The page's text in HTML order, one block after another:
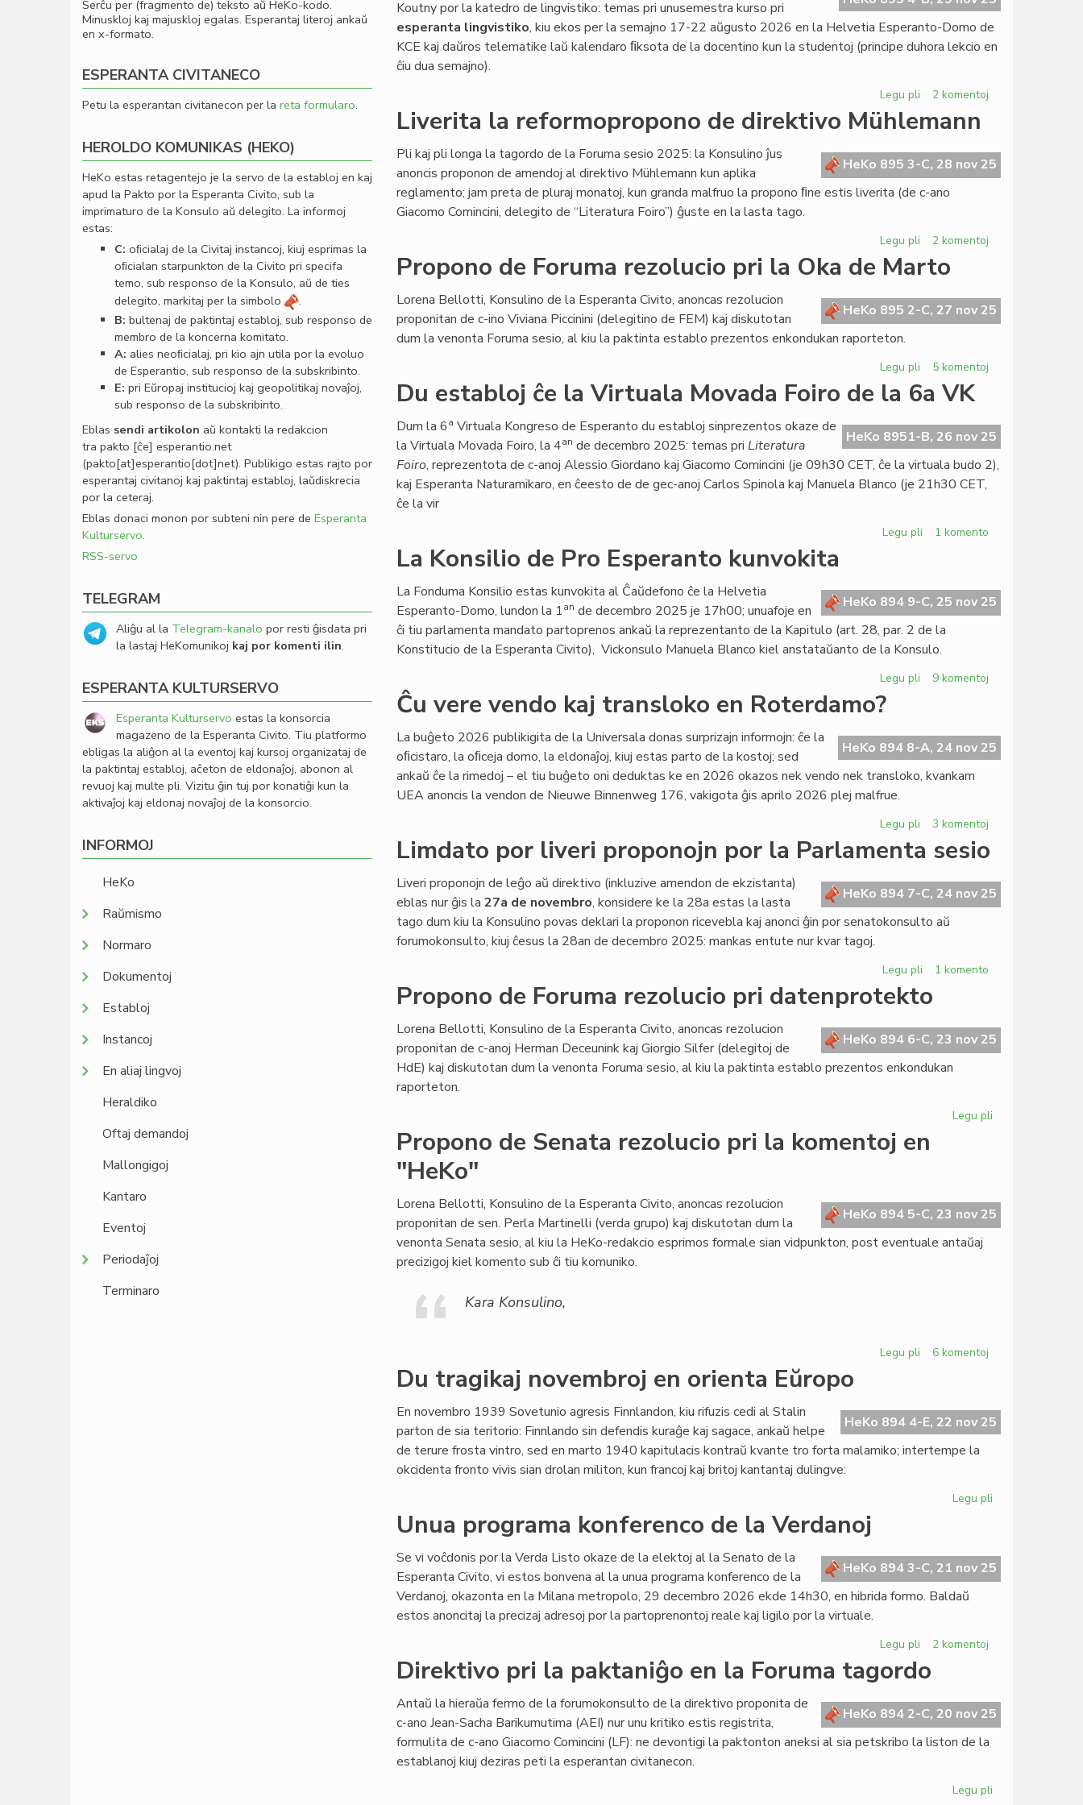
Koutny por la katedro de lingvistiko: temas pri unusemestra kurso pri
esperanta lingvistiko, kiu ekos per la semajno 17-22 aŭgusto 2026 en la Helvetia Esperanto-Domo de
KCE kaj daŭros telematike laŭ kalendaro ﬁksota de la docentino kun la studentoj (principe duhora lekcio en
ĉiu dua semajno).
Legu pli
kurso
prof.
Ilona
Koutny
2 komentoj
Liverita la reformopropono de direktivo Mühlemann
HeKo 895 3-C, 28 nov 25
Pli kaj pli longa la tagordo de la Foruma sesio 2025: la Konsulino ĵus
anoncis proponon de amendoj al direktivo Mühlemann kun aplika
reglamento; jam preta de pluraj monatoj, kun granda malfruo la propono ﬁne estis liverita (de c-ano
Giacomo Comincini, delegito de “Literatura Foiro”) ĝuste en la lasta tago.
Legu pli
Liverita
la
de
direktivo
2 komentoj
Propono de Foruma rezolucio pri la Oka de Marto
HeKo 895 2-C, 27 nov 25
Lorena Bellotti, Konsulino de la Esperanta Civito, anoncas rezolucion
proponitan de c-ino Viviana Piccinini (delegitino de FEM) kaj diskutotan
dum la venonta Foruma sesio, al kiu la paktinta establo prezentos enkondukan raporteton.
Legu pli
Propono
de
rezolucio
pri
la
Oka
5 komentoj
Du establoj ĉe la Virtuala Movada Foiro de la 6a VK
HeKo 8951-B, 26 nov 25
Dum la 6a Virtuala Kongreso de Esperanto du establoj sinprezentos okaze de
la Virtuala Movada Foiro, la 4an de decembro 2025: temas pri Literatura
Foiro, reprezentota de c-anoj Alessio Giordano kaj Giacomo Comincini (je 09h30 CET, ĉe la virtuala budo 2),
kaj Esperanta Naturamikaro, en ĉeesto de de gec-anoj Carlos Spinola kaj Manuela Blanco (je 21h30 CET,
ĉe la vir
Legu pli
la
Virtuala
Movada
Foiro
1 komento
La Konsilio de Pro Esperanto kunvokita
HeKo 894 9-C, 25 nov 25
La Fonduma Konsilio estas kunvokita al Ĉaŭdefono ĉe la Helvetia
Esperanto-Domo, lundon la 1an de decembro 2025 je 17h00; unuafoje en
ĉi tiu parlamenta mandato partoprenos ankaŭ la reprezentanto de la Kapitulo (art. 28, par. 2 de la
Konstitucio de la Esperanta Civito), Vickonsulo Manuela Blanco kiel anstataŭanto de la Konsulo.
Legu pli
Pro
Esperanto
kunvokita
9 komentoj
Ĉu vere vendo kaj transloko en Roterdamo?
HeKo 894 8-A, 24 nov 25
La buĝeto 2026 publikigita de la Universala donas surprizajn informojn: ĉe la
oﬁcistaro, la oﬁceja domo, la eldonaĵoj, kiuj estas parto de la kostoj; sed
ankaŭ ĉe la rimedoj – el tiu buĝeto oni deduktas ke en 2026 okazos nek vendo nek transloko, kvankam
UEA anoncis la vendon de Nieuwe Binnenweg 176, vakigota ĝis aprilo 2026 plej malfrue.
Legu pli pri
vere
kaj
transloko
en
3 komentoj
Limdato por liveri proponojn por la Parlamenta sesio
HeKo 894 7-C, 24 nov 25
Liveri proponojn de leĝo aŭ direktivo (inkluzive amendon de ekzistanta)
eblas nur ĝis la 27a de novembro, konsidere ke la 28a estas la lasta
tago dum kiu la Konsulino povas deklari la proponon ricevebla kaj anonci ĝin por senatokonsulto aŭ
forumokonsulto, kiuj ĉesus la 28an de decembro 2025: mankas entute nur kvar tagoj.
Legu pli
por
proponojn
por
la
1 komento
Propono de Foruma rezolucio pri datenprotekto
HeKo 894 6-C, 23 nov 25
Lorena Bellotti, Konsulino de la Esperanta Civito, anoncas rezolucion
proponitan de c-anoj Herman Deceunink kaj Giorgio Silfer (delegitoj de
HdE) kaj diskutotan dum la venonta Foruma sesio, al kiu la paktinta establo prezentos enkondukan
raporteton.
Legu pli
pri
datenprotekto
Propono de Senata rezolucio pri la komentoj en
"HeKo"
HeKo 894 5-C, 23 nov 25
Lorena Bellotti, Konsulino de la Esperanta Civito, anoncas rezolucion
proponitan de sen. Perla Martinelli (verda grupo) kaj diskutotan dum la
venonta Senata sesio, al kiu la HeKo-redakcio esprimos formale sian vidpunkton, post eventuale antaŭaj
precizigoj kiel komento sub ĉi tiu komuniko.
Kara Konsulino,
Legu pli pri
rezolucio
pri
la
"HeKo"
6 komentoj
Du tragikaj novembroj en orienta Eŭropo
HeKo 894 4-E, 22 nov 25
En novembro 1939 Sovetunio agresis Finnlandon, kiu rifuzis cedi al Stalin
parton de sia teritorio: Finnlando sin defendis kuraĝe kaj sagace, ankaŭ helpe
de terure frosta vintro, sed en marto 1940 kapitulacis kontraŭ kvante tro forta malamiko; intertempe la
okcidenta fronto vivis sian drolan militon, kun francoj kaj britoj kantantaj dulingve:
Legu pli
en
orienta
Unua programa konferenco de la Verdanoj
HeKo 894 3-C, 21 nov 25
Se vi voĉdonis por la Verda Listo okaze de la elektoj al la Senato de la
Esperanta Civito, vi estos bonvena al la unua programa konferenco de la
Verdanoj, okazonta en la Milana metropolo, 29 decembro 2026 ekde 14h30, en hibrida formo. Baldaŭ
estos anoncitaj la precizaj adresoj por la partoprenontoj reale kaj ligilo por la virtuale.
Legu pli
programa
de
la
Verdanoj
2 komentoj
Direktivo pri la paktaniĝo en la Foruma tagordo
HeKo 894 2-C, 20 nov 25
Antaŭ la hieraŭa fermo de la forumokonsulto de la direktivo proponita de
c-ano Jean-Sacha Barikumutima (AEI) nur unu kritiko estis registrita,
formulita de c-ano Giacomo Comincini (LF): ne devontigi la paktonton aneksi al sia petskribo la liston de la
establanoj kiuj deziras peti la esperantan civitanecon.
Legu pli
Serĉu per (fragmento de) teksto aŭ HeKo-kodo.
Minuskloj kaj majuskloj egalas. Esperantaj literoj ankaŭ
en x-formato.
ESPERANTA CIVITANECO
Petu la esperantan civitanecon per la reta formularo.
HEROLDO KOMUNIKAS (HEKO)
HeKo estas retagentejo je la servo de la establoj en kaj
apud la Pakto por la Esperanta Civito, sub la
imprimaturo de la Konsulo aŭ delegito. La informoj
estas:
C: oﬁcialaj de la Civitaj instancoj, kiuj esprimas la
oﬁcialan starpunkton de la Civito pri specifa
temo, sub responso de la Konsulo, aŭ de ties
delegito, markitaj per la simbolo
.
B: bultenaj de paktintaj establoj, sub responso de
membro de la koncerna komitato.
A: alies neoﬁcialaj, pri kio ajn utila por la evoluo
de Esperantio, sub responso de la subskribinto.
E: pri Eŭropaj institucioj kaj geopolitikaj novaĵoj,
sub responso de la subskribinto.
Eblas sendi artikolon aŭ kontakti la redakcion
tra pakto [ĉe] esperantio.net
(pakto[at]esperantio[dot]net). Publikigo estas rajto por
esperantaj civitanoj kaj paktintaj establoj, laŭdiskrecia
por la ceteraj.
Eblas donaci monon por subteni nin pere de Esperanta
Kulturservo.
RSS-servo
TELEGRAM
Aliĝu al la Telegram-kanalo por resti ĝisdata pri
la lastaj HeKomunikoj kaj por komenti ilin.
ESPERANTA KULTURSERVO
Esperanta Kulturservo estas la konsorcia
magazeno de la Esperanta Civito. Tiu platformo
ebligas la aliĝon al la eventoj kaj kursoj organizataj de
la paktintaj establoj, aĉeton de eldonaĵoj, abonon al
revuoj kaj multe pli. Vizitu ĝin tuj por konatiĝi kun la
aktivaĵoj kaj eldonaj novaĵoj de la konsorcio.
INFORMOJ
HeKo
Raŭmismo
Normaro
Dokumentoj
Establoj
Instancoj
En aliaj lingvoj
Heraldiko
Oftaj demandoj
Mallongigoj
Kantaro
Eventoj
Periodaĵoj
Terminaro